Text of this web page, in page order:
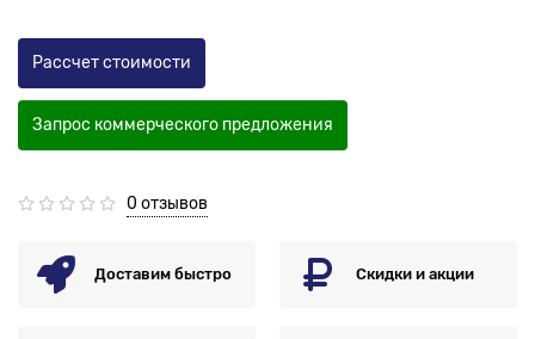
Рассчет стоимости
Запрос коммерческого предложения
0 отзывов
Доставим быстро Скидки и акции